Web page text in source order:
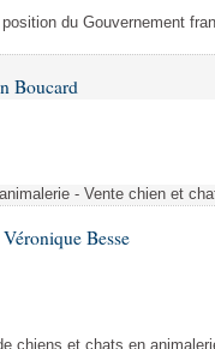
du Gouvernement
Boucard
- Vente chien et
Besse
chiens et chats en